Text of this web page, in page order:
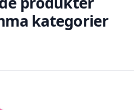
kategorier